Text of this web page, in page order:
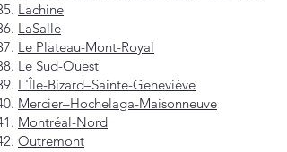
Lachine
LaSalle
Le Plateau-Mont-Royal
Le Sud-Ouest
L'Île-Bizard–Sainte-Geneviève
Mercier–Hochelaga-Maisonneuve
Montréal-Nord
Outremont